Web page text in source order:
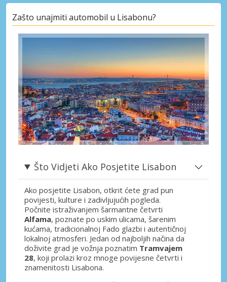
Zašto unajmiti automobil u Lisabonu?
Što Vidjeti Ako Posjetite Lisabon
Ako posjetite Lisabon, otkrit ćete grad pun
povijesti, kulture i zadivljujućih pogleda.
Počnite istraživanjem šarmantne četvrti
Alfama, poznate po uskim ulicama, šarenim
kućama, tradicionalnoj Fado glazbi i autentičnoj
lokalnoj atmosferi. Jedan od najboljih načina da
doživite grad je vožnja poznatim Tramvajem
28, koji prolazi kroz mnoge povijesne četvrti i
znamenitosti Lisabona.